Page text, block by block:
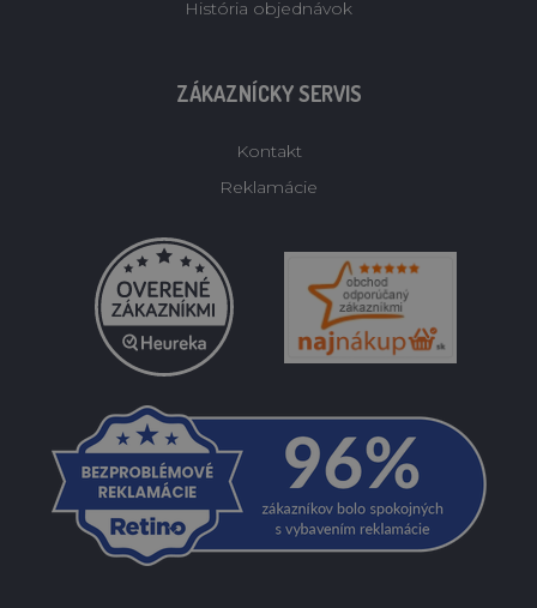
História objednávok
ZÁKAZNÍCKY SERVIS
Kontakt
Reklamácie